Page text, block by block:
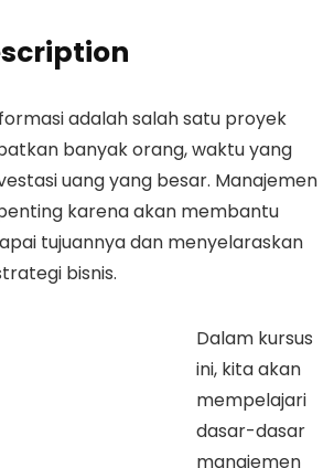
adalah salah satu proyek
banyak orang, waktu yang
uang yang besar. Manajemen
karena akan membantu
tujuannya dan menyelaraskan
bisnis.
Dalam kursus
ini, kita akan
mempelajari
dasar-dasar
manajemen